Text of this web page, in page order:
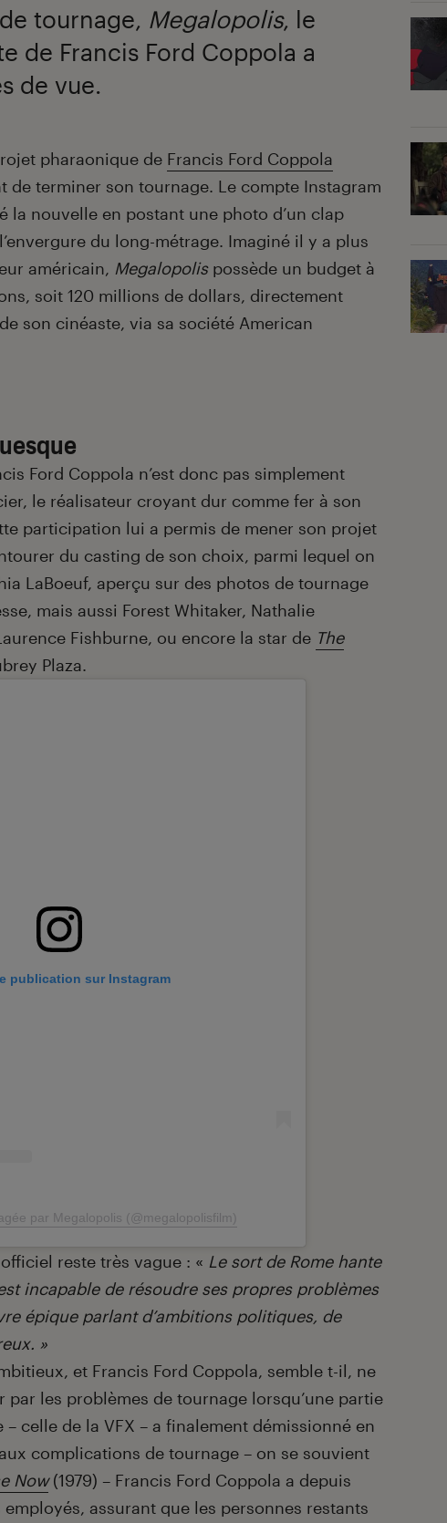
tournage, Megalopolis, le
de Francis Ford Coppola a
de vue.
pharaonique de Francis Ford Coppola
de terminer son tournage. Le compte Instagram
la nouvelle en postant une photo d’un clap
du long-métrage. Imaginé il y a plus
américain, Megalopolispossède un budget à
soit 120 millions de dollars, directement
son cinéaste, via sa société American
Ford Coppola n’est donc pas simplement
le réalisateur croyant dur comme fer à son
participation lui a permis de mener son projet
du casting de son choix, parmi lequel on
LaBoeuf, aperçu sur des photos de tournage
mais aussi Forest Whitaker, Nathalie
Fishburne, ou encore la star de The
Plaza.
publication sur Instagram
par Megalopolis (@megalopolisfilm)
reste très vague : « Le sort de Rome hante
incapable de résoudre ses propres problèmes
épique parlant d’ambitions politiques, de
»
et Francis Ford Coppola, semble t-il, ne
par les problèmes de tournage lorsqu’une partie
celle de la VFX – a finalement démissionné en
complications de tournage – on se souvient
Now(1979) – Francis Ford Coppola a depuis
assurant que les personnes restants